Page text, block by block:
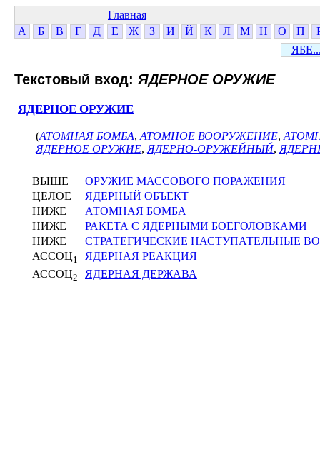
Главная
А
Б В Г Д Е Ж З И Й К Л М Н О П
Текстовый вход: ЯДЕРНОЕ ОРУЖИЕ
ЯДЕРНОЕ ОРУЖИЕ
(АТОМНАЯ БОМБА, АТОМНОЕ ВООРУЖЕНИЕ,
ЯДЕРНОЕ ОРУЖИЕ, ЯДЕРНО-ОРУЖЕЙНЫЙ,
ВЫШЕ
ОРУЖИЕ МАССОВОГО ПОРАЖЕНИЯ
ЦЕЛОЕ
ЯДЕРНЫЙ ОБЪЕКТ
НИЖЕ
АТОМНАЯ БОМБА
НИЖЕ
РАКЕТА С ЯДЕРНЫМИ БОЕГОЛОВКАМИ
НИЖЕ
СТРАТЕГИЧЕСКИЕ НАСТУПАТЕЛЬНЫЕ
АССОЦ1
ЯДЕРНАЯ РЕАКЦИЯ
АССОЦ2 ЯДЕРНАЯ ДЕРЖАВА